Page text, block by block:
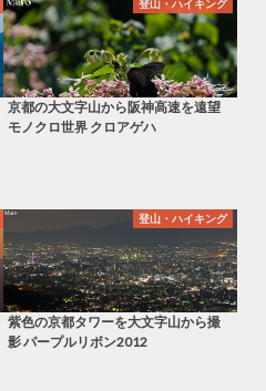
登山・ハイキング
京都の大文字山から阪神高速を遠望
モノクロ世界 クロアゲハ
登山・ハイキング
紫色の京都タワーを大文字山から撮
影 パープルリボン2012